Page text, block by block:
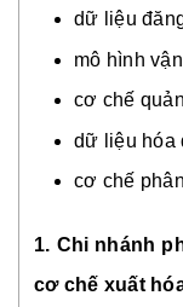
dữ liệu
mô hình
cơ chế
dữ liệu hóa
cơ chế
1. Chi nhánh
cơ chế xuất